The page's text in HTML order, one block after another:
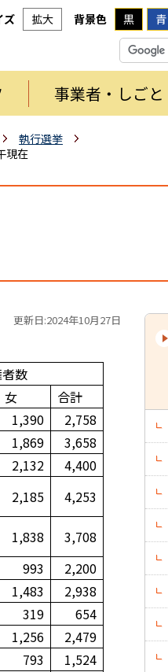
ズ 拡大 背景色 黒 青
事業者・しごと
執行選挙
現在
更新日:2024年10月27日
数
女
合計
1,390
2,758
1,869
3,658
2,132
4,400
2,185 4,253
1,838
3,708
993
2,200
1,483
2,938
319
654
1,256
2,479
793
1,524